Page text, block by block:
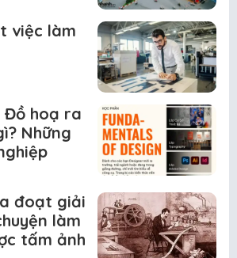
việc làm
Đồ hoạ ra
Những
đoạt giải
làm
tấm ảnh